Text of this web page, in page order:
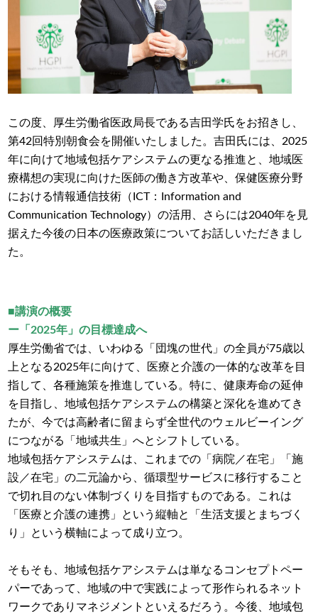
この度、厚生労働省医政局長である吉田学氏をお招きし、
第42回特別朝食会を開催いたしました。吉田氏には、2025
年に向けて地域包括ケアシステムの更なる推進と、地域医
療構想の実現に向けた医師の働き方改革や、保健医療分野
における情報通信技術（ICT：Information and
Communication Technology）の活用、さらには2040年を見
据えた今後の日本の医療政策についてお話しいただきまし
た。
■講演の概要
ー「2025年」の目標達成へ
厚生労働省では、いわゆる「団塊の世代」の全員が75歳以
上となる2025年に向けて、医療と介護の一体的な改革を目
指して、各種施策を推進している。特に、健康寿命の延伸
を目指し、地域包括ケアシステムの構築と深化を進めてき
たが、今では高齢者に留まらず全世代のウェルビーイング
につながる「地域共生」へとシフトしている。
地域包括ケアシステムは、これまでの「病院／在宅」「施
設／在宅」の二元論から、循環型サービスに移行すること
で切れ目のない体制づくりを目指すものである。これは
「医療と介護の連携」という縦軸と「生活支援とまちづく
り」という横軸によって成り立つ。
そもそも、地域包括ケアシステムは単なるコンセプトペー
パーであって、地域の中で実践によって形作られるネット
ワークでありマネジメントといえるだろう。今後、地域包